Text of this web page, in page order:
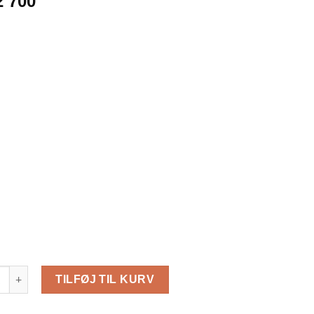
12m² (4×3) 44mm antal
TILFØJ TIL KURV